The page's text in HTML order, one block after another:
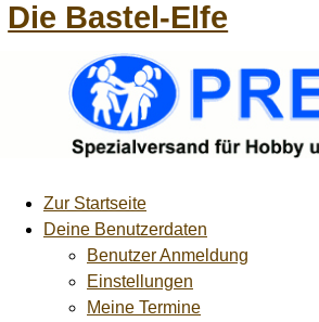
Die Bastel-Elfe
Zur Startseite
Deine Benutzerdaten
Benutzer Anmeldung
Einstellungen
Meine Termine